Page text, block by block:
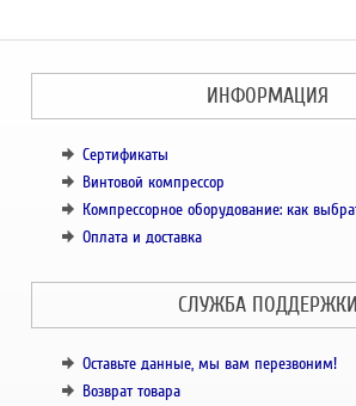
ИНФОРМАЦИЯ
Сертификаты
Винтовой компрессор
Компрессорное оборудование: как
Оплата и доставка
СЛУЖБА ПОДДЕРЖКИ
Оставьте данные, мы вам перезвоним!
Возврат товара